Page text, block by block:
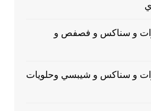
و سناكس و فصفص و
و سناكس و شيبسي وحلويات